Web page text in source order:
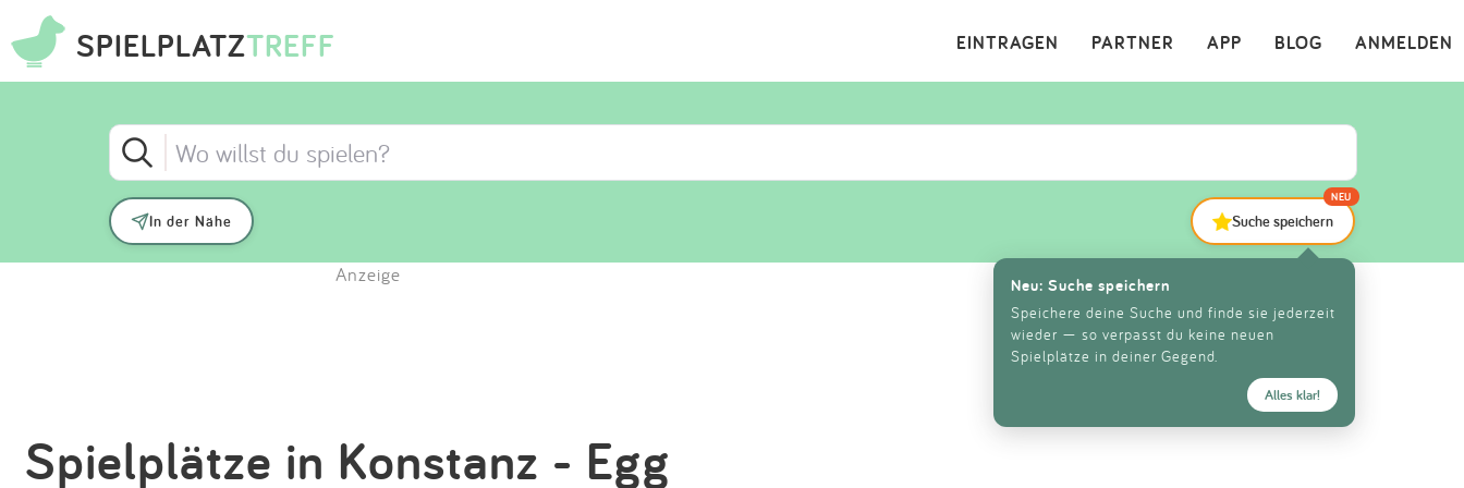
SPIELPLATZTREFF ANMELDEN
BLOG
APP
PARTNER
EINTRAGEN ×
App
In der Nähe Suche speichern
NEU
Neu: Suche speichern
Speichere deine Suche und finde sie jederzeit
wieder — so verpasst du keine neuen
Spielplätze in deiner Gegend.
Alles klar!
Anzeige
Spielplätze in Konstanz - Egg